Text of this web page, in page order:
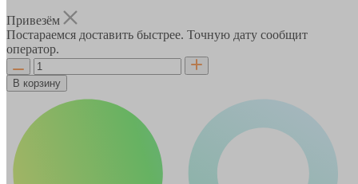
Привезём
Постараемся доставить быстрее. Точную дату сообщит
оператор.
В корзину